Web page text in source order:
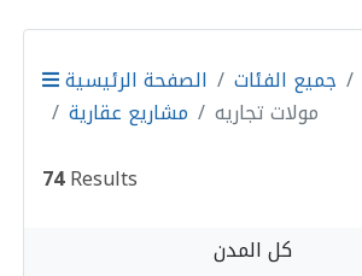
الصفحة الرئيسية جميع الفئات
مشاريع عقارية
مولات تجاريه
74Results
كل المدن